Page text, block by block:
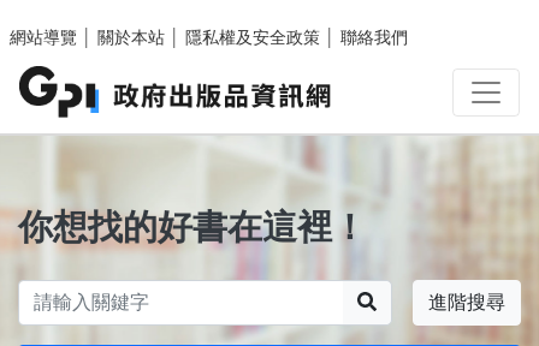
網站導覽
關於本站 隱私權及安全政策 聯絡我們
你想找的好書在這裡！
進階搜尋